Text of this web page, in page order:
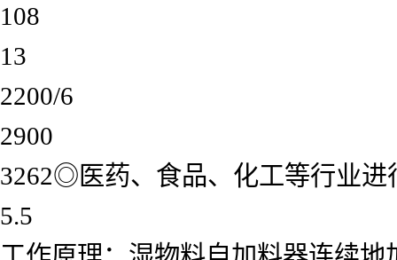
108
13
2200/6
2900
3262◎医药、食品、化工等行业进
5.5